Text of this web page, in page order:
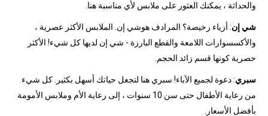
والحداثة ، يمكنك العثور على ملابس لأي مناسبة هنا.
شي إن: أزياء رخيصة؟ المرادف هوشي إن. الملابس الأكثر عصرية ،
والأكسسوارات اللامعة والقطع البارزة - شي إن لديها كل شيء! الأكثر
حصرية كونها قسم زائد الحجم.
سبري: دعوة لجميع الآباء! سبري هنا لتجعل حياتك أسهل بكثير. كل شيء
من رعاية الأطفال حتى سن 10 سنوات ، إلى رعاية الأم وملابس الأمومة
بأفضل الأسعار.